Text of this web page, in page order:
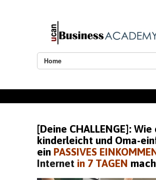
Home
[Deine CHALLENGE]: Wie
kinderleicht und Oma-
ein PASSIVES
Internet in 7 TAGEN